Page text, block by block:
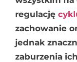
regulację
zachowanie
jednak
zaburzenia